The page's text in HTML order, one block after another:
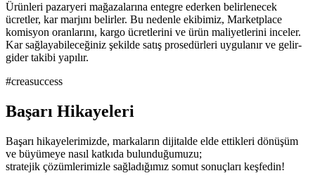
Ürünleri pazaryeri mağazalarına entegre ederken belirlenecek
ücretler, kar marjını belirler. Bu nedenle ekibimiz, Marketplace
komisyon oranlarını, kargo ücretlerini ve ürün maliyetlerini inceler.
Kar sağlayabileceğiniz şekilde satış prosedürleri uygulanır ve gelir-
gider takibi yapılır.
#creasuccess
Başarı Hikayeleri
Başarı hikayelerimizde, markaların dijitalde elde ettikleri dönüşüm
ve büyümeye nasıl katkıda bulunduğumuzu;
stratejik çözümlerimizle sağladığımız somut sonuçları keşfedin!